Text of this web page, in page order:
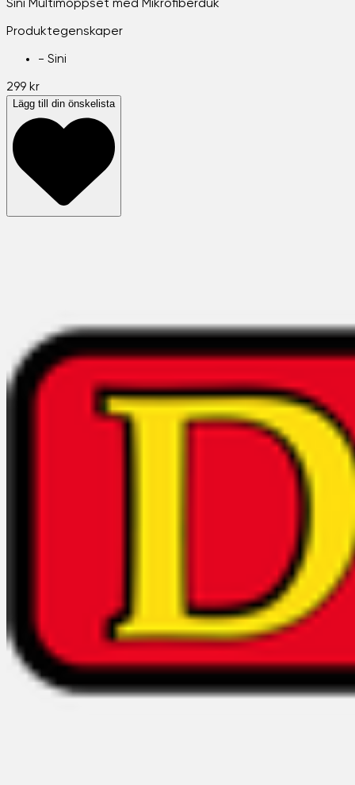
Sini Multimoppset med Mikrofiberduk
Produktegenskaper
- Sini
299 kr
Lägg till din önskelista